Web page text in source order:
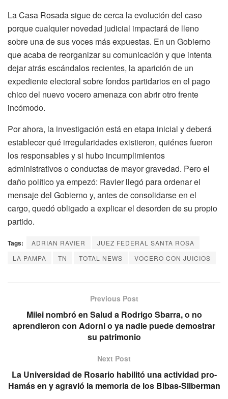
La Casa Rosada sigue de cerca la evolución del caso
porque cualquier novedad judicial impactará de lleno
sobre una de sus voces más expuestas. En un Gobierno
que acaba de reorganizar su comunicación y que intenta
dejar atrás escándalos recientes, la aparición de un
expediente electoral sobre fondos partidarios en el pago
chico del nuevo vocero amenaza con abrir otro frente
incómodo.
Por ahora, la investigación está en etapa inicial y deberá
establecer qué irregularidades existieron, quiénes fueron
los responsables y si hubo incumplimientos
administrativos o conductas de mayor gravedad. Pero el
daño político ya empezó: Ravier llegó para ordenar el
mensaje del Gobierno y, antes de consolidarse en el
cargo, quedó obligado a explicar el desorden de su propio
partido.
Tags: ADRIAN RAVIER
JUEZ FEDERAL SANTA ROSA
LA PAMPA
TN TOTAL NEWS VOCERO CON JUICIOS
Previous Post
Milei nombró en Salud a Rodrigo Sbarra, o no
aprendieron con Adorni o ya nadie puede demostrar
su patrimonio
Next Post
La Universidad de Rosario habilitó una actividad pro-
Hamás en y agravió la memoria de los Bibas-Silberman